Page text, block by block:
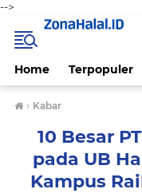
-->
Home Terpopuler
› Kabar
10 Besar
pada UB
Kampus